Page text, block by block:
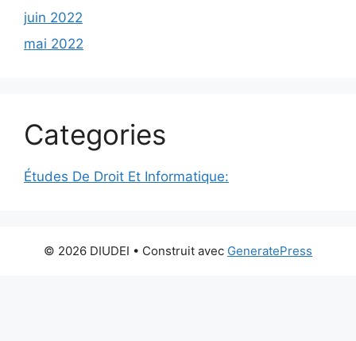
juin 2022
mai 2022
Categories
Études De Droit Et Informatique:
© 2026 DIUDEI • Construit avec GeneratePress